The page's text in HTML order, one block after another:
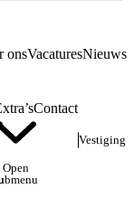
onsVacaturesNieuws
Open
Contact
Vestiging